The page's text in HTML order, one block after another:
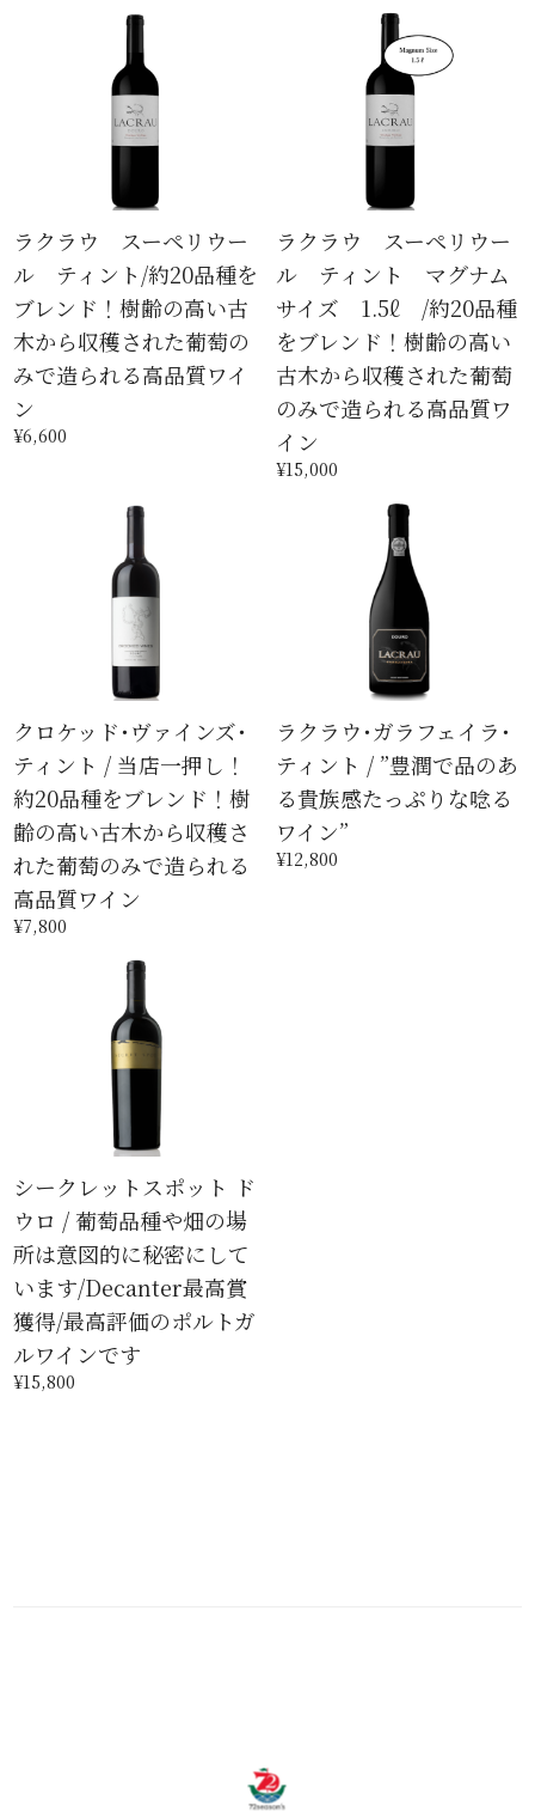
ラクラウ スーペリウー
ル ティント/約20品種を
ブレンド！樹齢の高い古
木から収穫された葡萄の
みで造られる高品質ワイ
ン
¥6,600
ラクラウ スーペリウー
ル ティント マグナム
サイズ 1.5ℓ /約20品種
をブレンド！樹齢の高い
古木から収穫された葡萄
のみで造られる高品質ワ
イン
¥15,000
クロケッド･ヴァインズ･
ティント / 当店一押し！
約20品種をブレンド！樹
齢の高い古木から収穫さ
れた葡萄のみで造られる
高品質ワイン
¥7,800
ラクラウ･ガラフェイラ･
ティント / ”豊潤で品のあ
る貴族感たっぷりな唸る
ワイン”
¥12,800
シークレットスポット ド
ウロ / 葡萄品種や畑の場
所は意図的に秘密にして
います/Decanter最高賞
獲得/最高評価のポルトガ
ルワインです
¥15,800